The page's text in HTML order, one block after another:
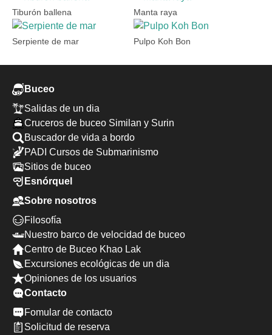
Tiburón ballena Manta raya
Serpiente de mar Pulpo Koh Bon
Buceo
Salidas de un dia
Cruceros de buceo Similan y Surin
Buscador de vida a bordo
PADI Cursos de Submarinismo
Sitios de buceo
Esnórquel
Sobre nosotros
Filosofía
Nuestro barco de velocidad de buceo
Centro de Buceo Khao Lak
Excursiones ecológicas de un dia
Opiniones de los usuarios
Contacto
Fomular de contacto
Solicitud de reserva